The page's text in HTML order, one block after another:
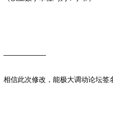
——————
相信此次修改，能极大调动论坛